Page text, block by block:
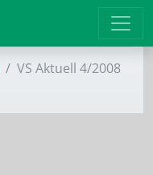
VS Aktuell 4/2008